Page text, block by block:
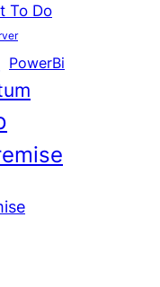
To Do
PowerBi